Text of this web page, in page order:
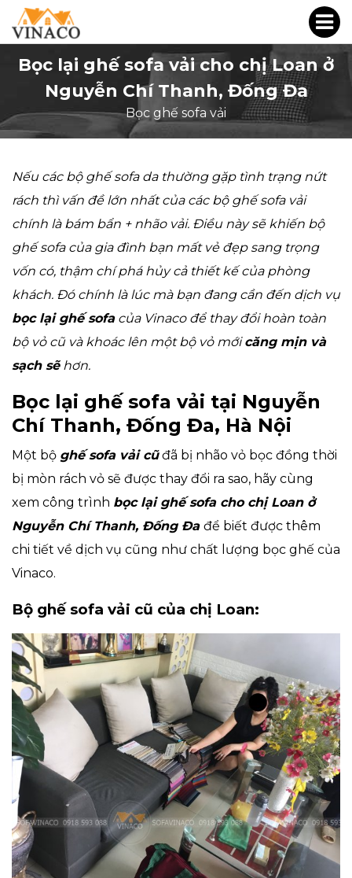
Bọc lại ghế sofa vải cho chị Loan ở
Nguyễn Chí Thanh, Đống Đa
Bọc ghế sofa vải
Nếu các bộ ghế sofa da thường gặp tình trạng nứt
rách thì vấn đề lớn nhất của các bộ ghế sofa vải
chính là bám bẩn + nhão vải. Điều này sẽ khiến bộ
ghế sofa của gia đình bạn mất vẻ đẹp sang trọng
vốn có, thậm chí phá hủy cả thiết kế của phòng
khách. Đó chính là lúc mà bạn đang cần đến dịch vụ
bọc lại ghế sofacủa Vinaco để thay đổi hoàn toàn
bộ vỏ cũ và khoác lên một bộ vỏ mớicăng mịn và
sạch sẽhơn.
Bọc lại ghế sofa vải tại Nguyễn
Chí Thanh, Đống Đa, Hà Nội
Một bộ ghế sofa vải cũđã bị nhão vỏ bọc đồng thời
bị mòn rách vỏ sẽ được thay đổi ra sao, hãy cùng
xem công trình bọc lại ghế sofa cho chị Loan ở
Nguyễn Chí Thanh, Đống Đa để biết được thêm
chi tiết về dịch vụ cũng như chất lượng bọc ghế của
Vinaco.
Bộ ghế sofa vải cũ của chị Loan: